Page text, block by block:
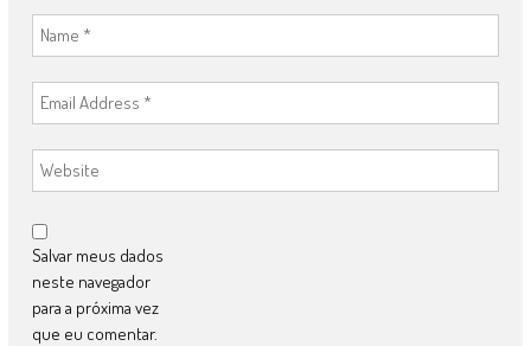
Salvar meus dados
neste navegador
para a próxima vez
que eu comentar.